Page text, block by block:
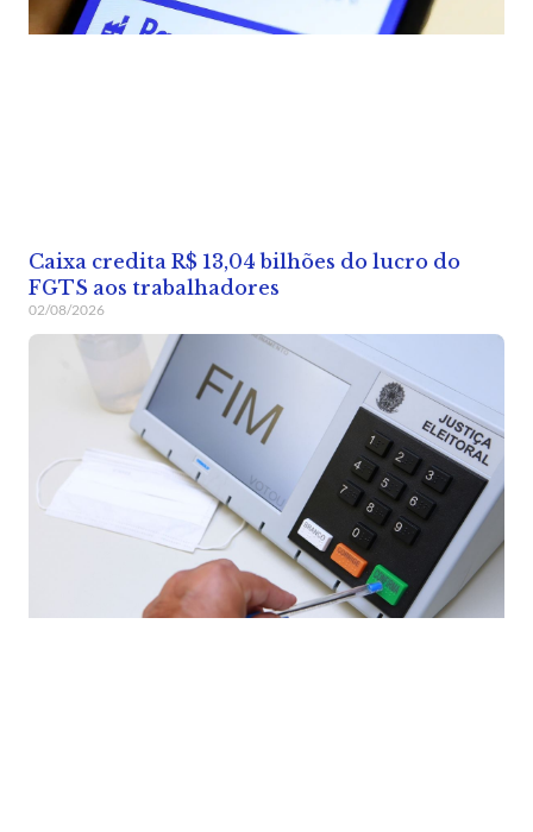
Caixa credita R$ 13,04 bilhões do lucro do
FGTS aos trabalhadores
02/08/2026